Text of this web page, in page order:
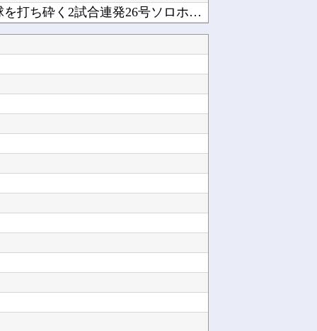
韓国人「村上宗隆、100マイルの速球を打ち砕く2試合連発26号ソロホームラン！」→「うらや...
【悲報】佐藤二朗さん（57）主演予定だった映画『踊る大捜査線』スピンオフ作品の撮影中止が正...
【フレームアームズ・ガール】「ミヅキ School Swimsuits ホワイトVer.」...
やーっとモニターアーム取り付け終わった 机が部屋の角だったので大変だったわ(´・ω・｀)他
ルビィちゃんの声優、浜ちゃんにイジられてから歯車が狂いだしてしまうｗｗｗｗｗｗｗ他
東パソ打ち上げタコパのシークレット食材がコチラ！！！【乃木坂46】他
みい山作者「居酒屋行く奴はバカ。ホストの初回なら居酒屋より安く飲めてイケメンにチヤホヤされ...
悪すぎて草他
【速報】熊本県知事「報道に強い不満・苦情が寄せられている」→TBSの報道特集がまさにそれな...